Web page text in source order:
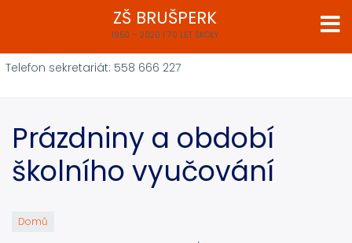
obsahu
ZŠ BRUŠPERK
1950 – 2020 | 70 LET ŠKOLY
Telefon sekretariát: 558 666 227
Prázdniny a období
školního vyučování
Domů